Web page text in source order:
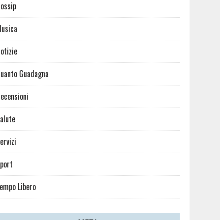
Guadagna
Libero